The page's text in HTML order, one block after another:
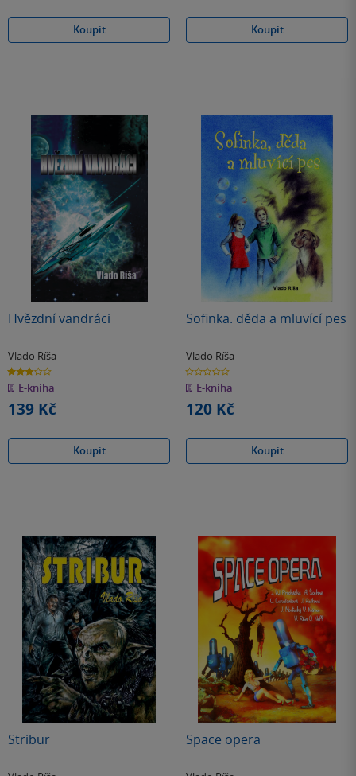
Koupit Koupit
Hvězdní vandráci
Vlado Ríša
3.0
z
5
hvězdiček
E-kniha
139 Kč
Koupit
Sofinka. děda a mluvící pes
Vlado Ríša
0.0
z
5
hvězdiček
E-kniha
120 Kč
Koupit
Stribur Space opera